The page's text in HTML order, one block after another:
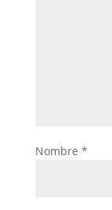
Nombre *